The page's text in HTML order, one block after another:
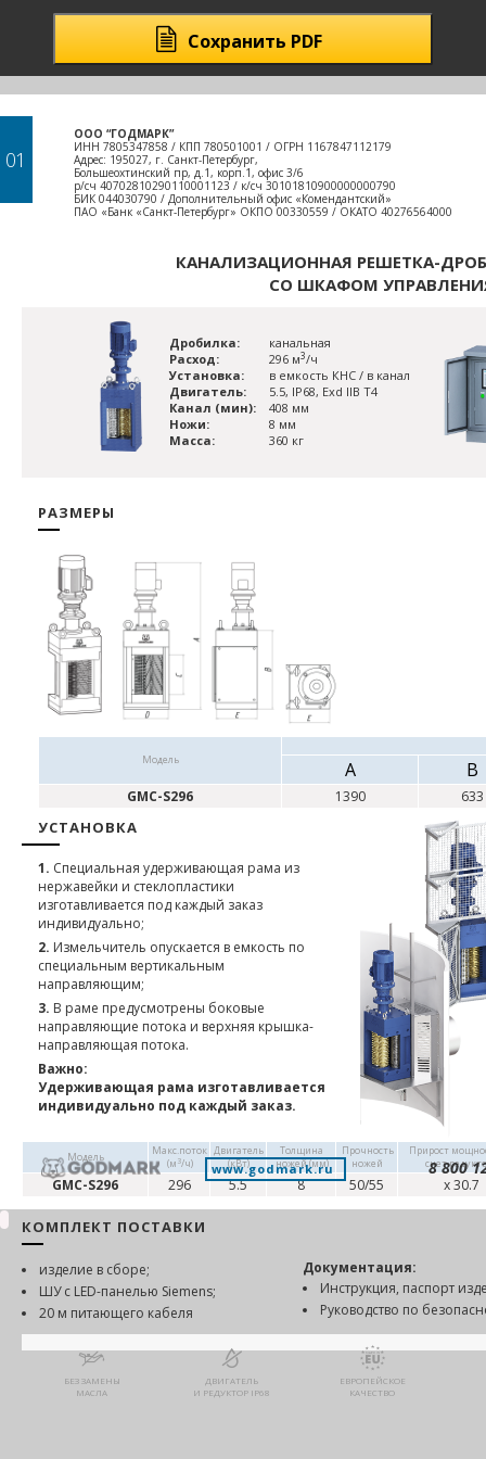
Сохранить PDF
01
ООО “ГОДМАРК”
ИНН 7805347858 / КПП 780501001 / ОГРН 1167847112179
Адрес: 195027, г. Санкт-Петербург,
Большеохтинский пр, д.1, корп.1, офис 3/6
р/сч 40702810290110001123 / к/сч 30101810900000000790
БИК 044030790 / Дополнительный офис «Комендантский»
ПАО «Банк «Санкт-Петербург» ОКПО 00330559 / ОКАТО 40276564000
КАНАЛИЗАЦИОННАЯ РЕШЕТКА-
СО ШКАФОМ
Дробилка:
канальная
Расход:
296 м3/ч
Установка:
в емкость КНС / в канал
Двигатель:
5.5, IP68, Exd IIB T4
Канал (мин):
408 мм
Ножи:
8 мм
Масса:
360 кг
РАЗМЕРЫ
Модель А B
GMC-S296 1390 633
УСТАНОВКА
1. Специальная удерживающая рама из
нержавейки и стеклопластики
изготавливается под каждый заказ
индивидуально;
2. Измельчитель опускается в емкость по
специальным вертикальным
направляющим;
3. В раме предусмотрены боковые
направляющие потока и верхняя крышка-
направляющая потока.
Важно:
Удерживающая рама изготавливается
индивидуально под каждый заказ.
Модель
Макс.поток
(м 3/ч)
Двигатель
(кВт)
Толщина
ножей (мм)
Прочность
ножей
Прирост
счет
GMC-S296 296 5.5 8 50/55 х 30.7
КОМПЛЕКТ ПОСТАВКИ
изделие в сборе;
ШУ с LED-панелью Siemens;
20 м питающего кабеля
Документация:
Инструкция, паспорт
Руководство по
БЕЗ ЗАМЕНЫ
МАСЛА
ДВИГАТЕЛЬ
И РЕДУКТОР IP68
ЕВРОПЕЙСКОЕ
КАЧЕСТВО
www.godmark.ru 8 800